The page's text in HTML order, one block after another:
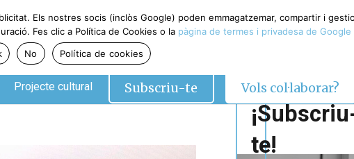
Projecte cultural Subscriu-te Vols col·laborar?
te!
Els nostres socis (inclòs Google) poden emmagatzemar, compartir i
Fes clic a Política de Cookies o la pàgina de termes i privadesa de Google
No Política de cookies